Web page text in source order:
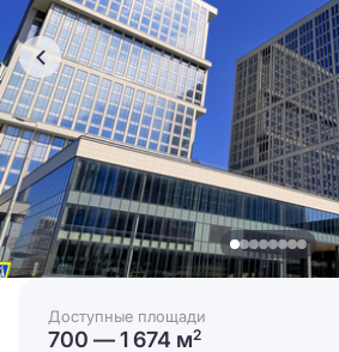
Доступные площади
700 — 1 674 м2